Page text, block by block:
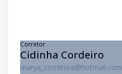
Corretor
Cidinha Cordeiro
marya_corretora@hotmail.com